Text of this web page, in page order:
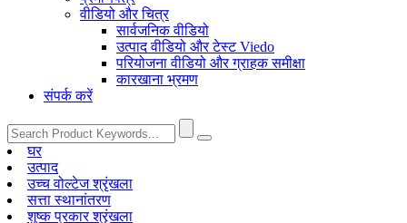
वीडियो और चित्र
सार्वजनिक वीडियो
उत्पाद वीडियो और टेस्ट Viedo
परियोजना वीडियो और ग्राहक समीक्षा
कारखाना भ्रमण
संपर्क करें
घर
उत्पाद
उच्च वोल्टेज श्रृंखला
सत्ता स्थानांतरण
शुष्क प्रकार श्रृंखला